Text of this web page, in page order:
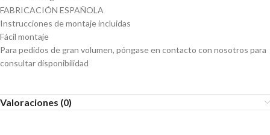
FABRICACIÓN ESPAÑOLA
Instrucciones de montaje incluidas
Fácil montaje
Para pedidos de gran volumen, póngase en contacto con nosotros para
consultar disponibilidad
Valoraciones (0)